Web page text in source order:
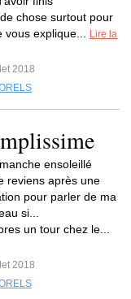
chose surtout pour
vous explique...
Lire la
2018
ensoleillé
reviens après une
pour parler de ma
si...
un tour chez le...
2018